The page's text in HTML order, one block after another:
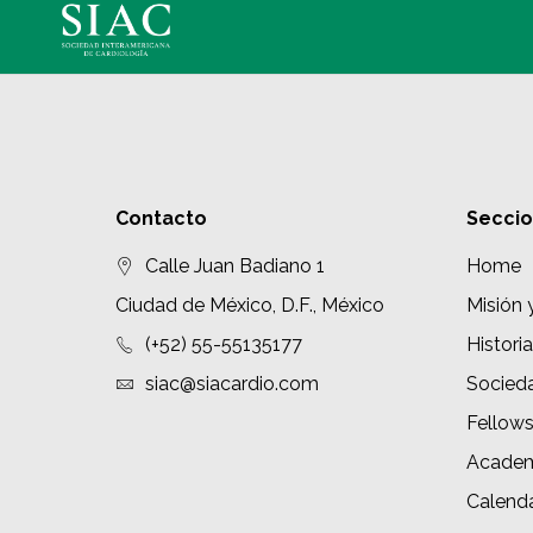
Contacto
Calle Juan Badiano 1
Ciudad de México, D.F., México
(+52) 55-55135177
siac@siacardio.com
Home
Misión
Historia
Fellows